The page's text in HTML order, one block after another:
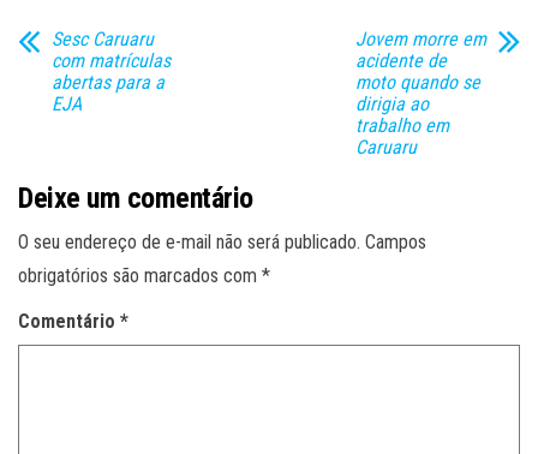
Sesc Caruaru
com matrículas
abertas para a
EJA
Jovem morre em
acidente de
moto quando se
dirigia ao
trabalho em
Caruaru
Deixe um comentário
O seu endereço de e-mail não será publicado. Campos
obrigatórios são marcados com *
Comentário *